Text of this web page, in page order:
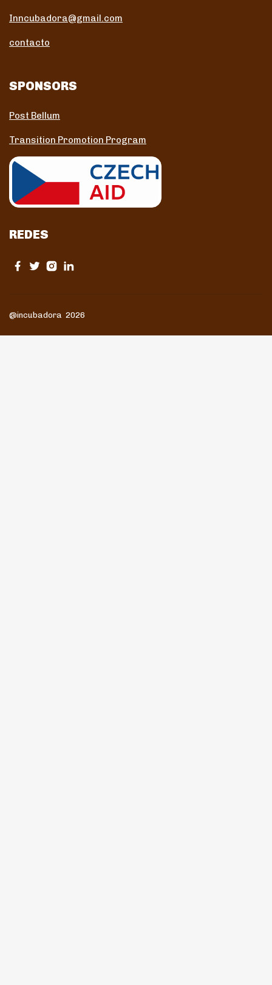
Inncubadora@gmail.com
contacto
SPONSORS
Post Bellum
Transition Promotion Program
REDES
@incubadora 2026